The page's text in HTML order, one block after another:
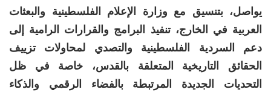
يواصل، بتنسيق مع وزارة الإعلام الفلسطينية والبعثات
العربية في الخارج، تنفيذ البرامج والقرارات الرامية إلى
دعم السردية الفلسطينية والتصدي لمحاولات تزييف
الحقائق التاريخية المتعلقة بالقدس، خاصة في ظل
التحديات الجديدة المرتبطة بالفضاء الرقمي والذكاء